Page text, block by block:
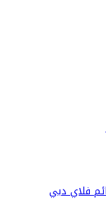
فلاي دبي